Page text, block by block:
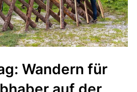
Wandern für